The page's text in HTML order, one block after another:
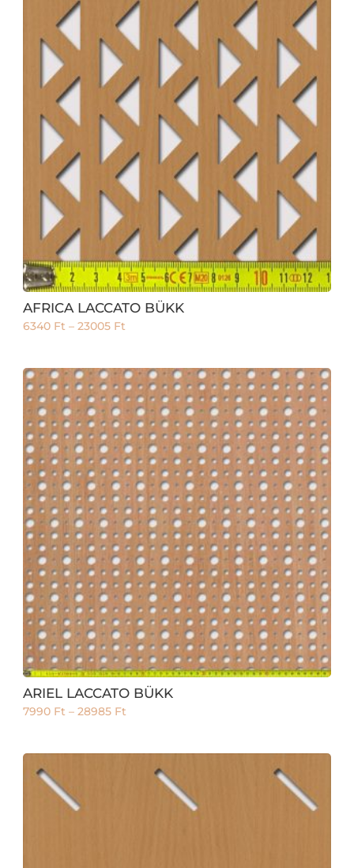
AFRICA LACCATO BÜKK
6340 Ft – 23005 Ft
ARIEL LACCATO BÜKK
7990 Ft – 28985 Ft